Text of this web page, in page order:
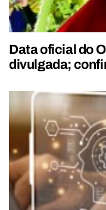
Data oficial do
divulgada;